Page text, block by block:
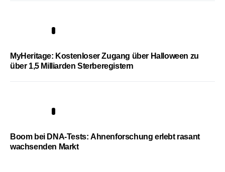
MyHeritage: Kostenloser Zugang über Halloween zu
über 1,5 Milliarden Sterberegistern
Boom bei DNA-Tests: Ahnenforschung erlebt rasant
wachsenden Markt